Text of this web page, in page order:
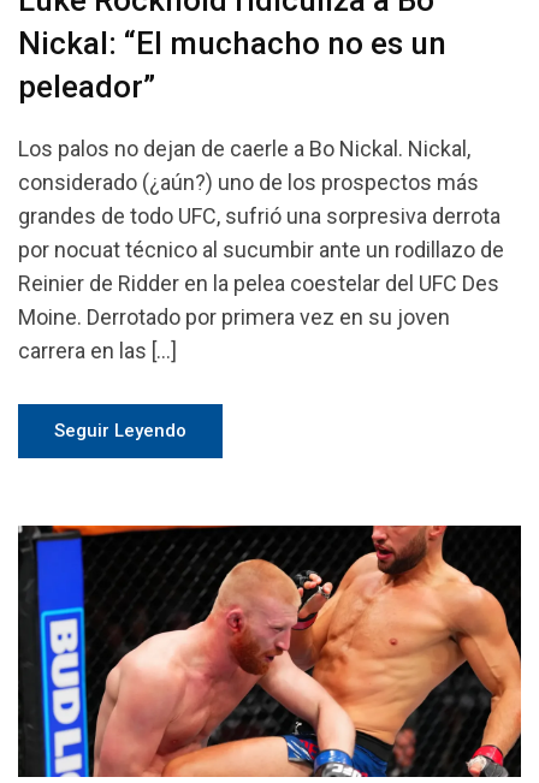
Nickal: “El muchacho no es un
peleador”
Los palos no dejan de caerle a Bo Nickal. Nickal,
considerado (¿aún?) uno de los prospectos más
grandes de todo UFC, sufrió una sorpresiva derrota
por nocuat técnico al sucumbir ante un rodillazo de
Reinier de Ridder en la pelea coestelar del UFC Des
Moine. Derrotado por primera vez en su joven
carrera en las […]
Seguir Leyendo